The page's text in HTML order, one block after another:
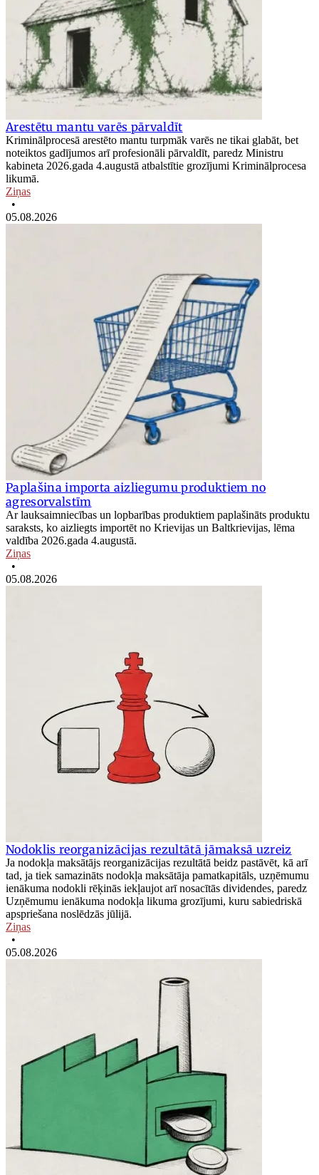
Arestētu mantu varēs pārvaldīt
Kriminālprocesā arestēto mantu turpmāk varēs ne tikai glabāt, bet
noteiktos gadījumos arī profesionāli pārvaldīt, paredz Ministru
kabineta 2026.gada 4.augustā atbalstītie grozījumi Kriminālprocesa
likumā.
Ziņas
•
05.08.2026
Paplašina importa aizliegumu produktiem no
agresorvalstīm
Ar lauksaimniecības un lopbarības produktiem paplašināts produktu
saraksts, ko aizliegts importēt no Krievijas un Baltkrievijas, lēma
valdība 2026.gada 4.augustā.
Ziņas
•
05.08.2026
Nodoklis reorganizācijas rezultātā jāmaksā uzreiz
Ja nodokļa maksātājs reorganizācijas rezultātā beidz pastāvēt, kā arī
tad, ja tiek samazināts nodokļa maksātāja pamatkapitāls, uzņēmumu
ienākuma nodokli rēķinās iekļaujot arī nosacītās dividendes, paredz
Uzņēmumu ienākuma nodokļa likuma grozījumi, kuru sabiedriskā
apspriešana noslēdzās jūlijā.
Ziņas
•
05.08.2026